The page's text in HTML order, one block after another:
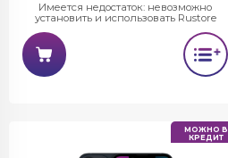
Имеется недостаток: невозможно
установить и использовать Rustore
МОЖНО В
КРЕДИТ